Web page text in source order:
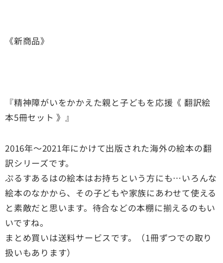
《新商品》
『精神障がいをかかえた親と子どもを応援《 翻訳絵
本5冊セット 》』
2016年〜2021年にかけて出版された海外の絵本の翻
訳シリーズです。
ぷるすあるはの絵本はお持ちという方にも…いろんな
絵本のなかから、その子どもや家族にあわせて使える
と素敵だと思います。待合などの本棚に揃えるのもい
いですね。
まとめ買いは送料サービスです。（1冊ずつでの取り
扱いもあります）